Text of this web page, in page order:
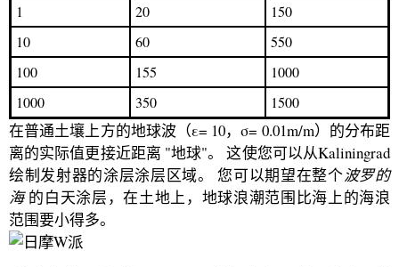
1 20
150
10
60
550
100
155
1000
1000
350 1500
在普通土壤上方的地球波（ε= 10，σ= 0.01m/m）的分布距
离的实际值更接近距离 "地球"。 这使您可以从Kaliningrad
绘制发射器的涂层涂层区域。 您可以期望在整个波罗的
海的白天涂层，在土地上，地球浪潮范围比海上的海浪
范围要小得多。